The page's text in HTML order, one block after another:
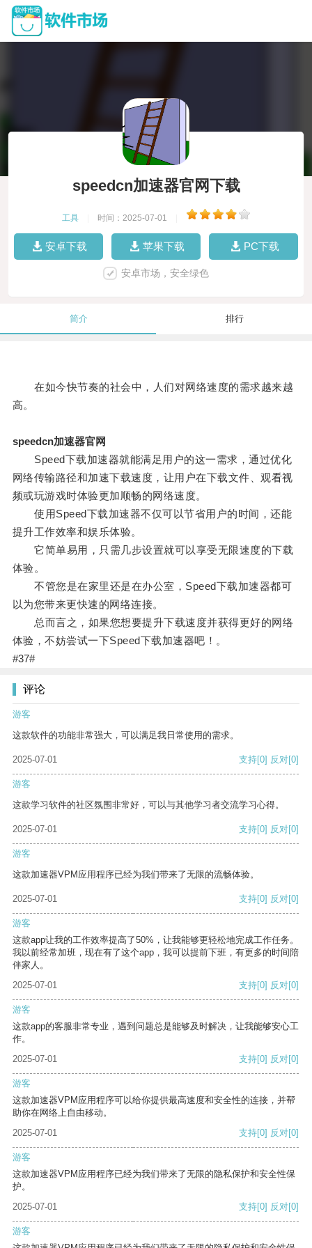
speedcn加速器官网下载
工具 时间：2025-07-01
安卓下载 苹果下载 PC下载
安卓市场，安全绿色
简介 排行
在如今快节奏的社会中，人们对网络速度的需求越来越
高。
speedcn加速器官网
Speed下载加速器就能满足用户的这一需求，通过优化
网络传输路径和加速下载速度，让用户在下载文件、观看视
频或玩游戏时体验更加顺畅的网络速度。
使用Speed下载加速器不仅可以节省用户的时间，还能
提升工作效率和娱乐体验。
它简单易用，只需几步设置就可以享受无限速度的下载
体验。
不管您是在家里还是在办公室，Speed下载加速器都可
以为您带来更快速的网络连接。
总而言之，如果您想要提升下载速度并获得更好的网络
体验，不妨尝试一下Speed下载加速器吧！。
#37#
评论
游客
这款软件的功能非常强大，可以满足我日常使用的需求。
2025-07-01 支持[0] 反对[0]
游客
这款学习软件的社区氛围非常好，可以与其他学习者交流学习心得。
2025-07-01 支持[0] 反对[0]
游客
这款加速器VPM应用程序已经为我们带来了无限的流畅体验。
2025-07-01 支持[0] 反对[0]
游客
这款app让我的工作效率提高了50%，让我能够更轻松地完成工作任务。
我以前经常加班，现在有了这个app，我可以提前下班，有更多的时间陪
伴家人。
2025-07-01
支持[0] 反对[0]
游客
这款app的客服非常专业，遇到问题总是能够及时解决，让我能够安心工
作。
2025-07-01
支持[0] 反对[0]
游客
这款加速器VPM应用程序可以给你提供最高速度和安全性的连接，并帮
助你在网络上自由移动。
2025-07-01
支持[0] 反对[0]
游客
这款加速器VPM应用程序已经为我们带来了无限的隐私保护和安全性保
护。
2025-07-01
支持[0] 反对[0]
游客